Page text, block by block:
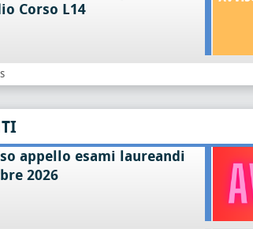
Corso L14
appello esami laureandi
2026